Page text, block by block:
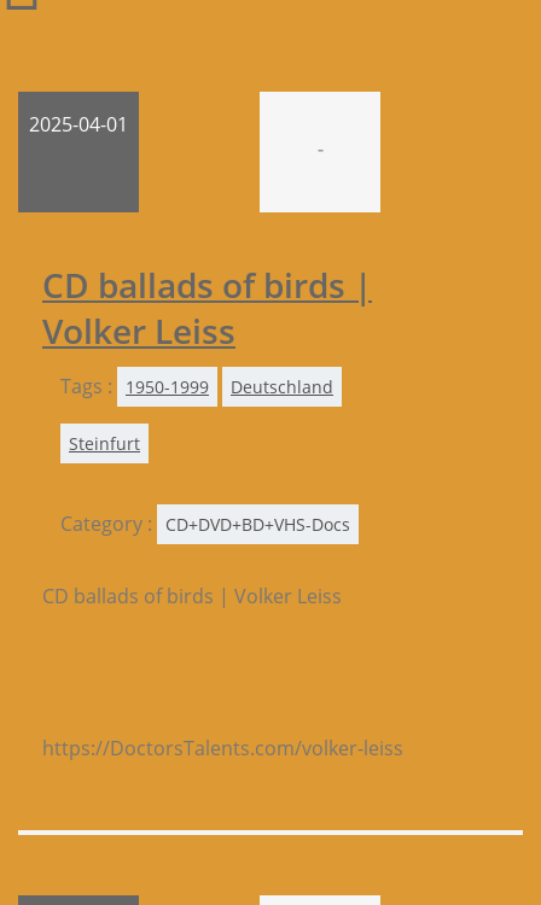
2025-04-01
-
CD ballads of birds |
Volker Leiss
Tags : 1950-1999 Deutschland
Steinfurt
Category : CD+DVD+BD+VHS-Docs
CD ballads of birds | Volker Leiss
https://DoctorsTalents.com/volker-leiss